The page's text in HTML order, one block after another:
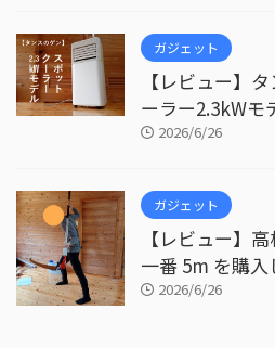
ガジェット
【レビュー】
ーラー2.3kWモ
2026/6/26
ガジェット
【レビュー】
一番 5m を購
2026/6/26